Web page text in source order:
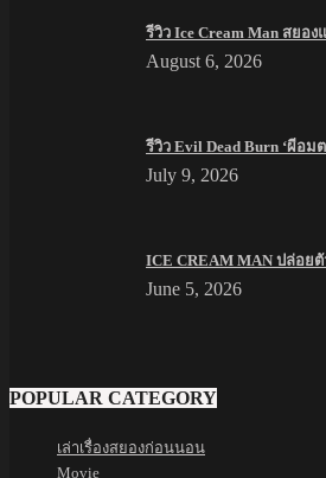
รีวิว Ice Cream Man สยอ
August 6, 2026
รีวิว Evil Dead Burn ‘ผีอ
July 9, 2026
ICE CREAM MAN ปล่อย
June 5, 2026
POPULAR CATEGORY
เล่าเรื่องสยองก่อนนอน
Movie